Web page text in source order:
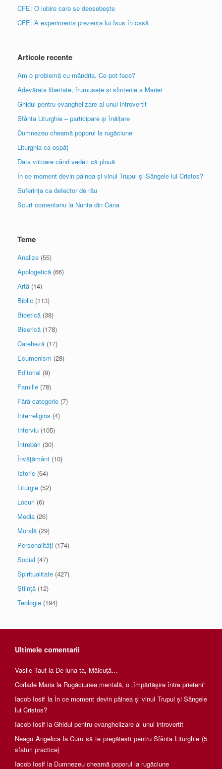
CFE: O iubire care se deosebește
CFE: A experimenta prezența lui Isus în casă
Articole recente
Am o problemă cu mândria. Ce pot face?
Adevărata libertate, frumusețe și sfințenie a Mariei
Ghidul pentru evanghelizare al unui introvertit
Sfânta Liturghie – participare și înălțare
Dumnezeu cheamă poporul la rugăciune
Liturghia ca ospăț
Data viitoare când vedeți că plouă
În ce moment devin pâinea și vinul Trupul și Sângele lui Cristos?
Suferința ca detector de rău
Scurt comentariu la Nunta din Cana
Teme
Analize (55)
Apologetică (66)
Artă (14)
Biblic (113)
Bioetică (38)
Biserică (178)
Cateheză (17)
Ecumenism (28)
Editorial (9)
Familie (78)
Fără categorie (7)
Interreligios (4)
Interviu (105)
Întrebări (30)
Învăţământ (10)
Istorie (64)
Liturgie (52)
Locuri (6)
Media (26)
Morală (29)
Personalităţi (174)
Social (47)
Spiritualitate (427)
Ştiinţă (12)
Teologie (194)
Ultimele comentarii
Vasile Taut la De luna ta, Măicuţă…
Corlade Maria la Rugăciunea mentală, o „împărtăşire între prieteni”
Iacob Iosif la În ce moment devin pâinea și vinul Trupul și Sângele
lui Cristos?
Iacob Iosif la Ghidul pentru evanghelizare al unui introvertit
Neagu AngelicalaCum să te pregătești pentru Sfânta Liturghie (5
sfaturi practice)
Iacob Iosif la Dumnezeu cheamă poporul la rugăciune